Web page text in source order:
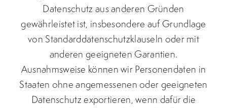
Datenschutz aus anderen Gründen
gewährleistet ist, insbesondere auf Grundlage
von Standarddatenschutzklauseln oder mit
anderen geeigneten Garantien.
Ausnahmsweise können wir Personendaten in
Staaten ohne angemessenen oder geeigneten
Datenschutz exportieren, wenn dafür die